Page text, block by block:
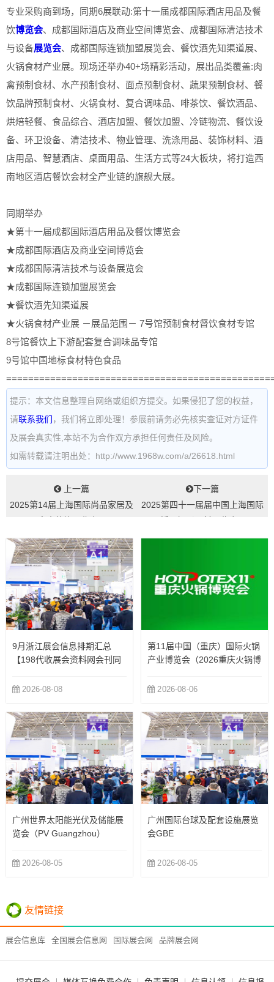
专业采购商到场，同期6展联动:第十一届成都国际酒店用品及餐
饮博览会、成都国际酒店及商业空间博览会、成都国际清洁技术
与设备展览会、成都国际连锁加盟展览会、餐饮酒先知渠道展、
火锅食材产业展。现场还举办40+场精彩活动，展出品类覆盖:肉
禽预制食材、水产预制食材、面点预制食材、蔬果预制食材、餐
饮品牌预制食材、火锅食材、复合调味品、啡茶饮、餐饮酒品、
烘焙轻餐、食品综合、酒店加盟、餐饮加盟、冷链物流、餐饮设
备、环卫设备、清洁技术、物业管理、洗涤用品、装饰材料、酒
店用品、智慧酒店、桌面用品、生活方式等24大板块，将打造西
南地区酒店餐饮会材全产业链的旗舰大展。
同期举办
★第十一届成都国际酒店用品及餐饮博览会
★成都国际酒店及商业空间博览会
★成都国际清洁技术与设备展览会
★成都国际连锁加盟展览会
★餐饮酒先知渠道展
★火锅食材产业展 －展品范围－ 7号馆预制食材督饮食材专馆
8号馆餐饮上下游配套复合调味品专馆
9号馆中国地标食材特色食品
提示：本文信息整理自网络或组织方提交。如果侵犯了您的权益，
请联系我们 ，我们将立即处理！参展前请务必先核实查证对方证件
及展会真实性,本站不为合作双方承担任何责任及风险。
如需转载请注明出处：http://www.1968w.com/a/26618.html
上一篇
2025第14届上海国际尚品家居及
下一篇
2025第四十一届届中国上海国际
9月浙江展会信息排期汇总
【198代收展会资料网会刊同
2026-08-08
第11届中国（重庆）国际火锅
产业博览会（2026重庆火锅博
2026-08-06
广州世界太阳能光伏及储能展
览会（PV Guangzhou）
2026-08-05
广州国际台球及配套设施展览
会GBE
2026-08-05
友情链接
展会信息库 全国展会信息网 国际展会网 品牌展会网